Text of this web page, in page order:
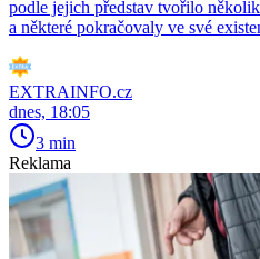
podle jejich představ tvořilo
a některé pokračovaly ve své
EXTRAINFO.cz
dnes, 18:05
3 min
Reklama